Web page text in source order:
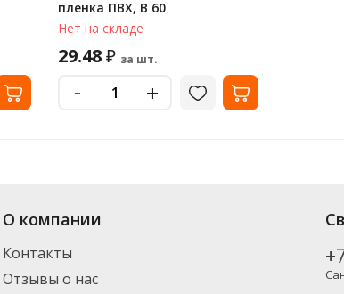
пленка ПВХ, В 60
Нет на складе
29.48₽ за шт.
- +
более 11 видов от популярных производителей,
рублей - бесплатно), а также в Москву и другие регионы
О компании
Контакты
Отзывы о нас